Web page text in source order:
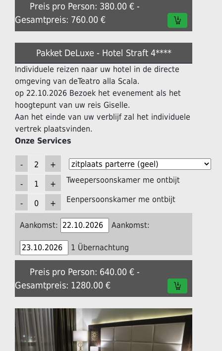
Preis pro Person: 380.00 € -
Gesamtpreis: 760.00 €
Pakket DeLuxe - Hotel Straft 4****
Individuele reizen naar uw hotel in de directe
omgeving van deTeatro alla Scala.
op 22.10.2026 Bezoek het evenement als het
hoogtepunt van uw reis Giselle.
Aan het einde van uw verblijf zal het individuele
vertrek plaatsvinden.
Onze Services
Tweepersoonskamer me ontbijt
Eenpersoonskamer me ontbijt
Aankomst: Aankomst:
1 Übernachtung
Preis pro Person: 640.00 € -
Gesamtpreis: 1280.00 €